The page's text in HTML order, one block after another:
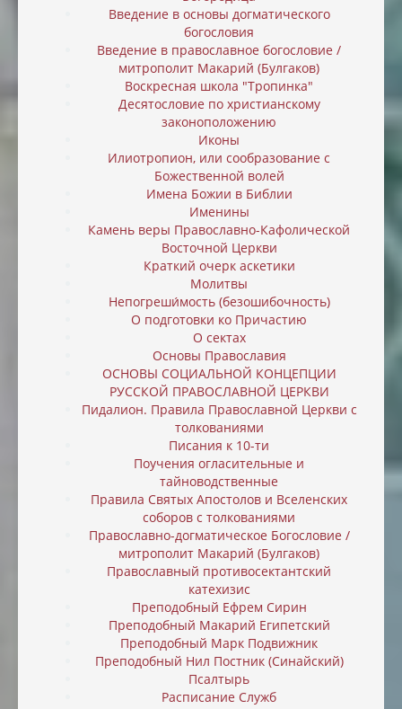
Введение в основы догматического
богословия
Введение в православное богословие /
митрополит Макарий (Булгаков)
Воскресная школа "Тропинка"
Десятословие по христианскому
законоположению
Иконы
Илиотропион, или cообразование с
Божественной волей
Имена Божии в Библии
Именины
Камень веры Православно-Кафолической
Восточной Церкви
Краткий очерк аскетики
Молитвы
Непогреши́мость (безошибочность)
О подготовки ко Причастию
О сектах
Основы Православия
ОСНОВЫ СОЦИАЛЬНОЙ КОНЦЕПЦИИ
РУССКОЙ ПРАВОСЛАВНОЙ ЦЕРКВИ
Пидалион. Правила Православной Церкви с
толкованиями
Писания к 10-ти
Поучения огласительные и
тайноводственные
Правила Святых Апостолов и Вселенских
соборов с толкованиями
Православно-догматическое Богословие /
митрополит Макарий (Булгаков)
Православный противосектантский
катехизис
Преподобный Ефрем Сирин
Преподобный Макарий Египетский
Преподобный Марк Подвижник
Преподобный Нил Постник (Синайский)
Псалтырь
Расписание Служб